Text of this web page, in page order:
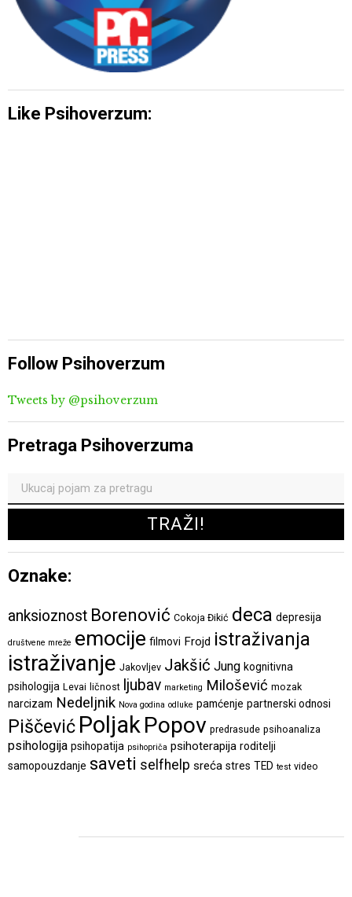
Like Psihoverzum:
Follow Psihoverzum
Tweets by @psihoverzum
Pretraga Psihoverzuma
Oznake:
anksioznost Borenović Cokoja Đikić deca depresija
društvene mreže emocije filmovi Frojd istraživanja
istraživanje Jakovljev Jakšić Jung kognitivna
psihologija Levai ličnost ljubav marketing Milošević mozak
narcizam Nedeljnik Nova godina odluke pamćenje partnerski odnosi
Piščević PoljakPopov predrasude psihoanaliza
psihologija psihopatija psihopriča psihoterapija roditelji
samopouzdanje saveti selfhelp sreća stres TED test video